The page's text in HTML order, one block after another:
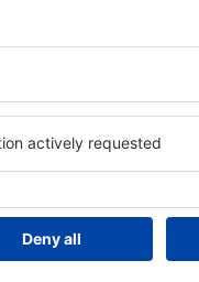
Hotelurile în
oaspeți. Cele
cu SPA, mini
masa, zonă
informative
zonă. Unele
Uneori,
Cât costă